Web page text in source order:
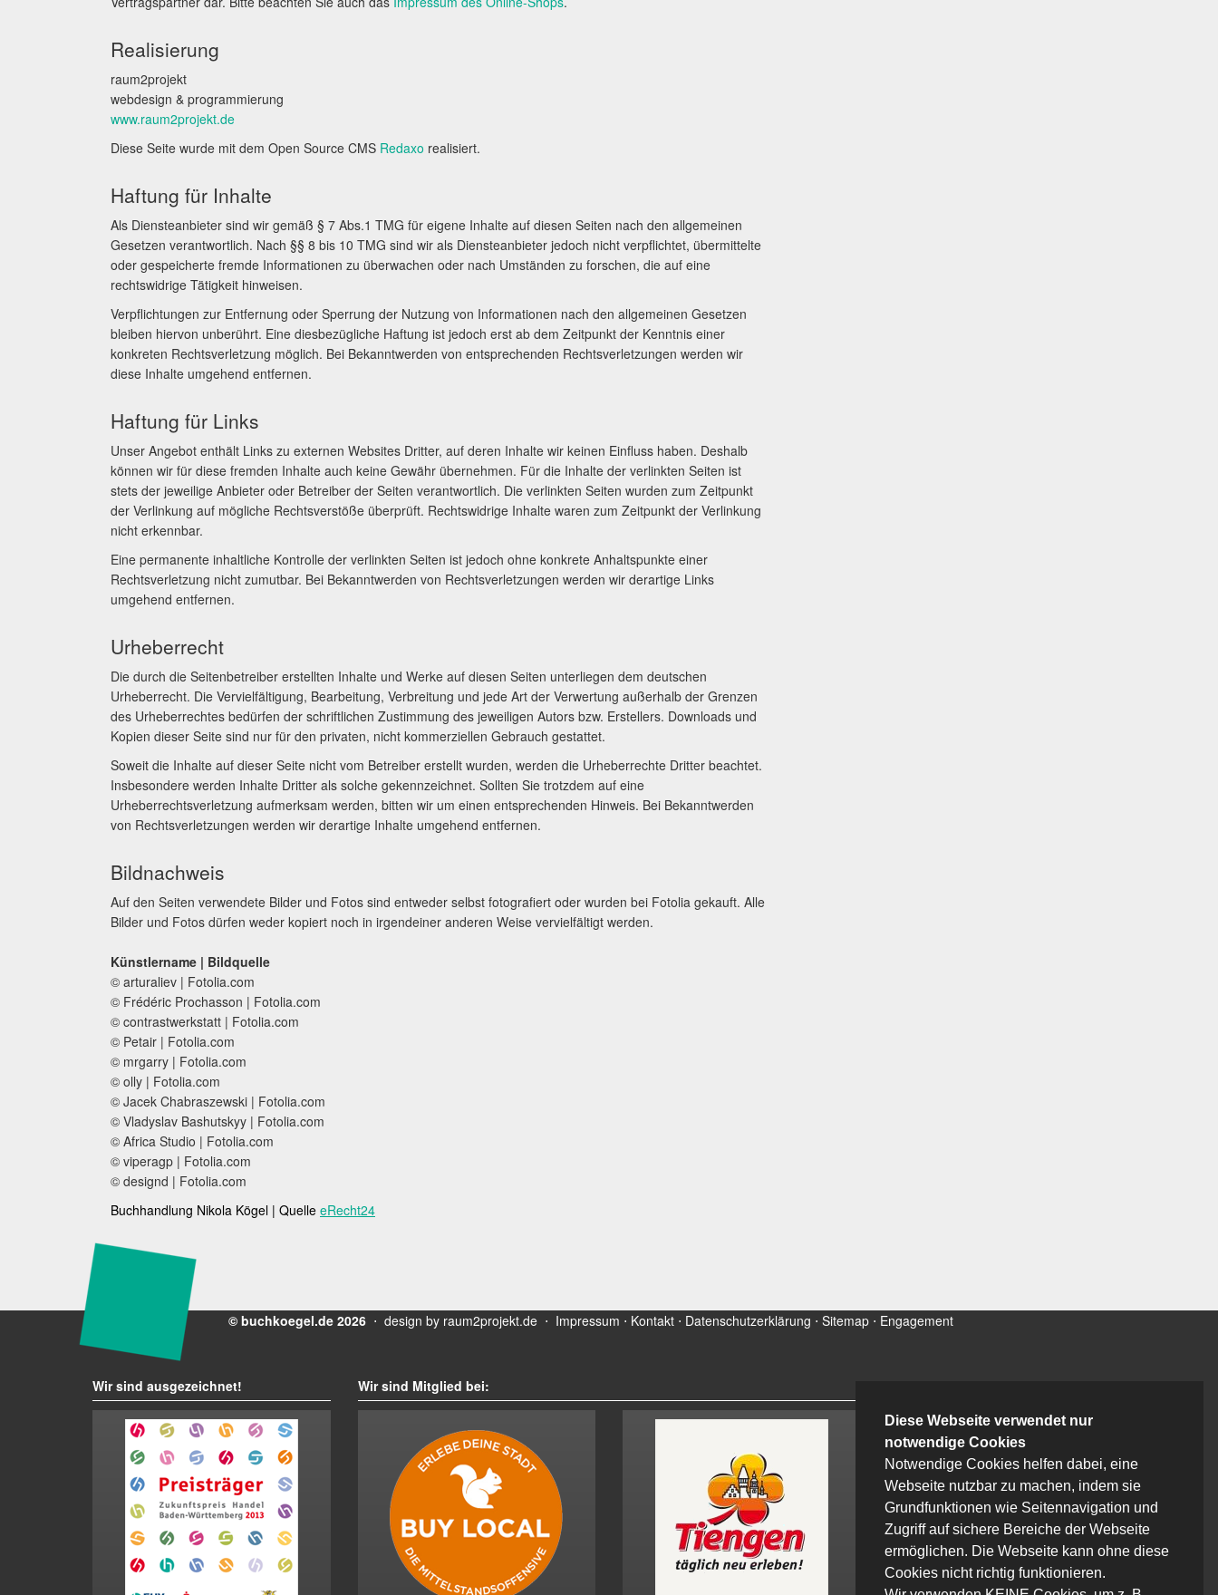
Diese Webseite verwendet nur
notwendige Cookies
Notwendige Cookies helfen dabei, eine
Webseite nutzbar zu machen, indem sie
Grundfunktionen wie Seitennavigation und
Zugriff auf sichere Bereiche der Webseite
ermöglichen. Die Webseite kann ohne diese
Cookies nicht richtig funktionieren.
Realisierung
raum2projekt
webdesign & programmierung
www.raum2projekt.de
Diese Seite wurde mit dem Open Source CMS Redaxo realisiert.
Haftung für Inhalte
Als Diensteanbieter sind wir gemäß § 7 Abs.1 TMG für eigene Inhalte auf diesen Seiten nach den allgemeinen
Gesetzen verantwortlich. Nach §§ 8 bis 10 TMG sind wir als Diensteanbieter jedoch nicht verpflichtet, übermittelte
oder gespeicherte fremde Informationen zu überwachen oder nach Umständen zu forschen, die auf eine
rechtswidrige Tätigkeit hinweisen.
Verpflichtungen zur Entfernung oder Sperrung der Nutzung von Informationen nach den allgemeinen Gesetzen
bleiben hiervon unberührt. Eine diesbezügliche Haftung ist jedoch erst ab dem Zeitpunkt der Kenntnis einer
konkreten Rechtsverletzung möglich. Bei Bekanntwerden von entsprechenden Rechtsverletzungen werden wir
diese Inhalte umgehend entfernen.
Haftung für Links
Unser Angebot enthält Links zu externen Websites Dritter, auf deren Inhalte wir keinen Einfluss haben. Deshalb
können wir für diese fremden Inhalte auch keine Gewähr übernehmen. Für die Inhalte der verlinkten Seiten ist
stets der jeweilige Anbieter oder Betreiber der Seiten verantwortlich. Die verlinkten Seiten wurden zum Zeitpunkt
der Verlinkung auf mögliche Rechtsverstöße überprüft. Rechtswidrige Inhalte waren zum Zeitpunkt der Verlinkung
nicht erkennbar.
Eine permanente inhaltliche Kontrolle der verlinkten Seiten ist jedoch ohne konkrete Anhaltspunkte einer
Rechtsverletzung nicht zumutbar. Bei Bekanntwerden von Rechtsverletzungen werden wir derartige Links
umgehend entfernen.
Urheberrecht
Die durch die Seitenbetreiber erstellten Inhalte und Werke auf diesen Seiten unterliegen dem deutschen
Urheberrecht. Die Vervielfältigung, Bearbeitung, Verbreitung und jede Art der Verwertung außerhalb der Grenzen
des Urheberrechtes bedürfen der schriftlichen Zustimmung des jeweiligen Autors bzw. Erstellers. Downloads und
Kopien dieser Seite sind nur für den privaten, nicht kommerziellen Gebrauch gestattet.
Soweit die Inhalte auf dieser Seite nicht vom Betreiber erstellt wurden, werden die Urheberrechte Dritter beachtet.
Insbesondere werden Inhalte Dritter als solche gekennzeichnet. Sollten Sie trotzdem auf eine
Urheberrechtsverletzung aufmerksam werden, bitten wir um einen entsprechenden Hinweis. Bei Bekanntwerden
von Rechtsverletzungen werden wir derartige Inhalte umgehend entfernen.
Bildnachweis
Auf den Seiten verwendete Bilder und Fotos sind entweder selbst fotografiert oder wurden bei Fotolia gekauft. Alle
Bilder und Fotos dürfen weder kopiert noch in irgendeiner anderen Weise vervielfältigt werden.
Künstlername | Bildquelle
© arturaliev | Fotolia.com
© Frédéric Prochasson | Fotolia.com
© contrastwerkstatt | Fotolia.com
© Petair | Fotolia.com
© mrgarry | Fotolia.com
© olly | Fotolia.com
© Jacek Chabraszewski | Fotolia.com
© Vladyslav Bashutskyy | Fotolia.com
© Africa Studio | Fotolia.com
© viperagp | Fotolia.com
© designd | Fotolia.com
Buchhandlung Nikola Kögel | Quelle eRecht24
© buchkoegel.de 2026 ⋅ design by raum2projekt.de ⋅ Impressum ⋅ Kontakt ⋅ Datenschutzerklärung ⋅ Sitemap ⋅ Engagement
Wir sind ausgezeichnet! Wir sind Mitglied bei: